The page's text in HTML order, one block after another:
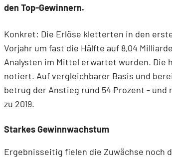
den Top-Gewinnern.
Konkret: Die Erlöse kletterten in den
Vorjahr um fast die Hälfte auf 8,04
Analysten im Mittel erwartet wurden. Die
notiert. Auf vergleichbarer Basis und
betrug der Anstieg rund 54 Prozent - und
zu 2019.
Starkes Gewinnwachstum
Ergebnisseitig fielen die Zuwächse noch